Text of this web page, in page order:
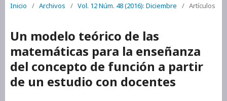
Inicio / Archivos / Vol. 12 Núm. 48 (2016): Diciembre / Artículos
Un modelo teórico de las
matemáticas para la enseñanza
del concepto de función a partir
de un estudio con docentes